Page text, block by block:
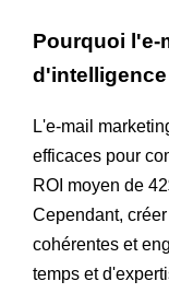
Pourquoi l'e-
L'e-mail
efficaces pour
ROI moyen de
Cependant,
cohérentes et
temps et